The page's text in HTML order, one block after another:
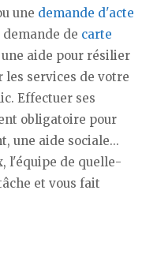
une demande d'acte
de carte
aide pour résilier
les services de votre
Effectuer ses
obligatoire pour
une aide sociale...
l'équipe de quelle-
et vous fait